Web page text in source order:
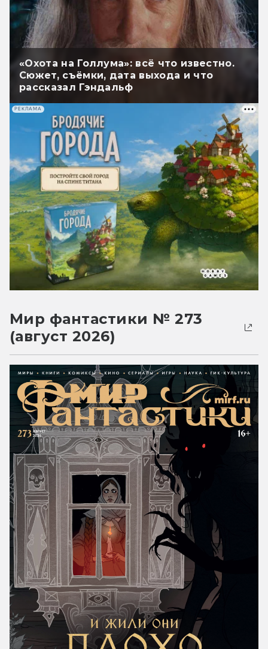
«Охота на Голлума»: всё что известно.
Сюжет, съёмки, дата выхода и что
рассказал Гэндальф
РЕКЛАМА
Мир фантастики № 273
(август 2026)